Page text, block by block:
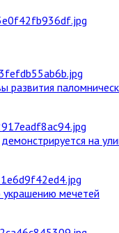
развития
на
украшению мечетей